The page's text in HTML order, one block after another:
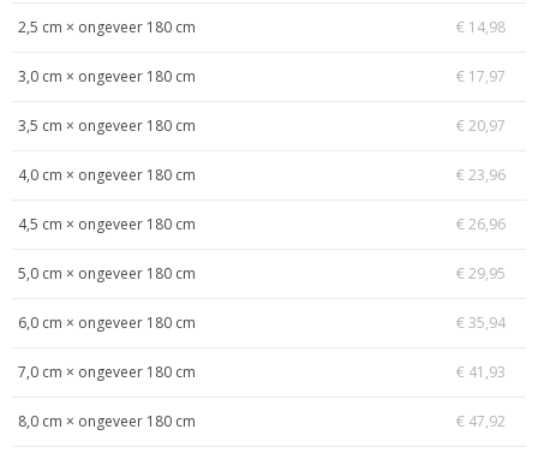
2,5 cm × ongeveer 180 cm € 14,98
3,0 cm × ongeveer 180 cm € 17,97
3,5 cm × ongeveer 180 cm € 20,97
4,0 cm × ongeveer 180 cm € 23,96
4,5 cm × ongeveer 180 cm € 26,96
5,0 cm × ongeveer 180 cm € 29,95
6,0 cm × ongeveer 180 cm € 35,94
7,0 cm × ongeveer 180 cm € 41,93
8,0 cm × ongeveer 180 cm € 47,92